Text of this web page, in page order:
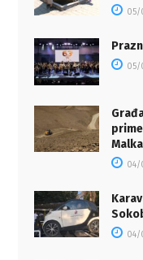
05/
05/
04/
04/